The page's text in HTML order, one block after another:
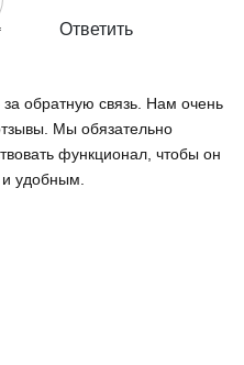
Ответить
обратную связь. Нам очень
Мы обязательно
функционал, чтобы он
удобным.